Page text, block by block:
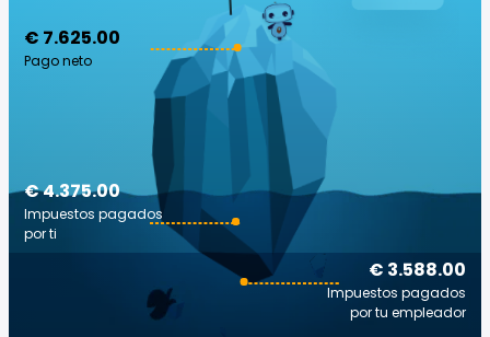
€ 7.625.00
Pago neto
€ 3.588.00
Impuestos pagados
por tu empleador
€ 4.375.00
Impuestos pagados
por ti